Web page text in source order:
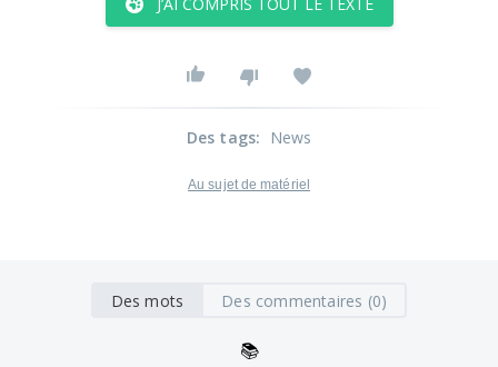
Des tags: News
Au sujet de matériel
Des mots Des commentaires (0)
📚